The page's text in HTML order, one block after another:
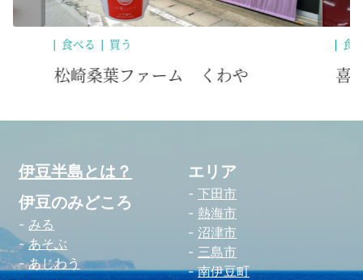
食べる
喜多方ラーメン 赤のれん
伊豆半島とは？
伊豆のみどころ
みる
あそぶ
あじわう
エリア
下田市
熱海市
沼津市
三島市
南伊豆町